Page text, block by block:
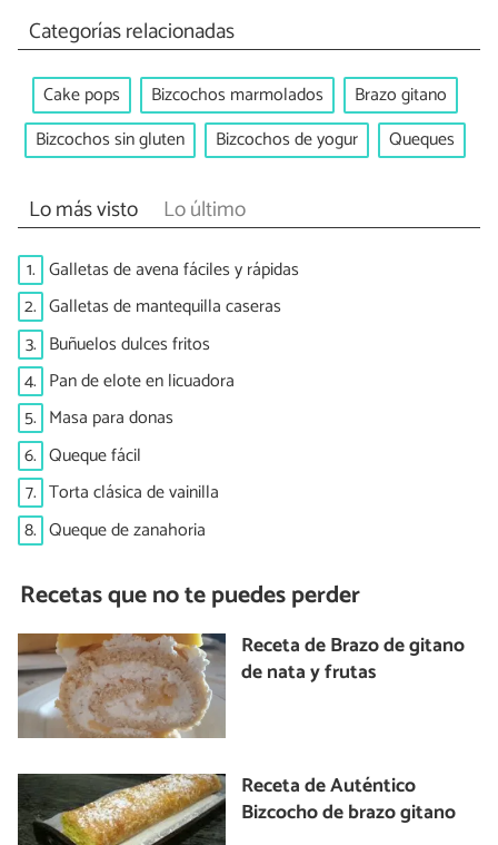
Categorías relacionadas
Cake pops Bizcochos marmolados
Brazo gitano
Bizcochos sin gluten
Bizcochos de yogur Queques
Lo más visto Lo último
1. Galletas de avena fáciles y rápidas
2. Galletas de mantequilla caseras
3. Buñuelos dulces fritos
4. Pan de elote en licuadora
5. Masa para donas
6. Queque fácil
7. Torta clásica de vainilla
8. Queque de zanahoria
Recetas que no te puedes perder
Receta de Brazo de gitano
de nata y frutas
Receta de Auténtico
Bizcocho de brazo gitano